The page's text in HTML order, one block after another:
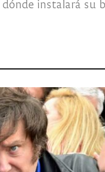
instalará su